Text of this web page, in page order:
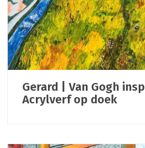
Gerard | Van Gogh
Acrylverf op doek